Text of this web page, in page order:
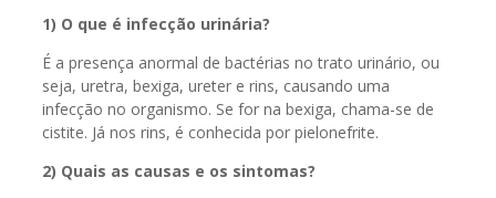
1) O que é infecção urinária?
É a presença anormal de bactérias no trato urinário, ou
seja, uretra, bexiga, ureter e rins, causando uma
infecção no organismo. Se for na bexiga, chama-se de
cistite. Já nos rins, é conhecida por pielonefrite.
2) Quais as causas e os sintomas?